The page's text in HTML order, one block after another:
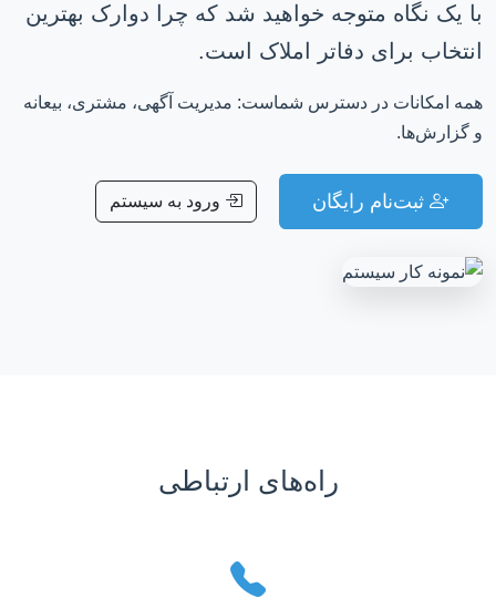
با یک نگاه متوجه خواهید شد که چرا دوارک بهترین
انتخاب برای دفاتر املاک است.
همه امکانات در دسترس شماست: مدیریت آگهی، مشتری، بیعانه
و گزارش‌ها.
ثبت‌نام رایگان ورود به سیستم
راه‌های ارتباطی